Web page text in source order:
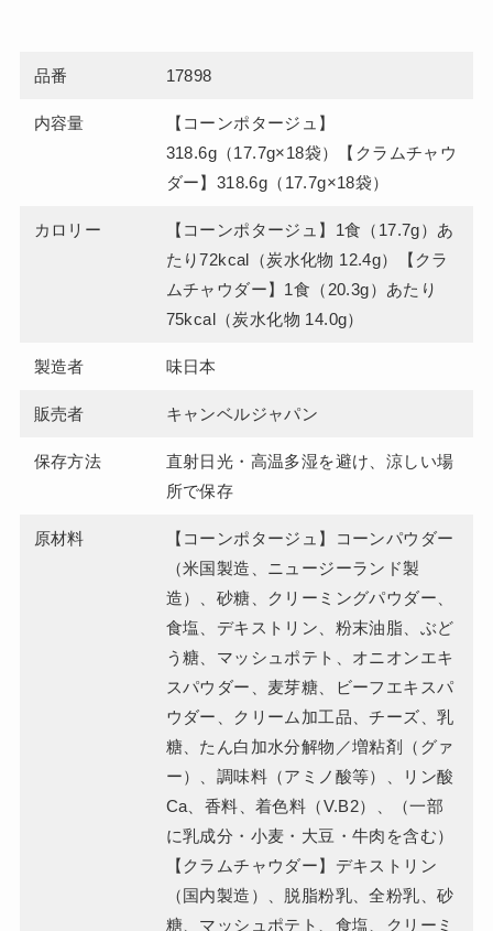
品番 17898
内容量
【コーンポタージュ】
318.6g（17.7g×18袋）【クラムチャウ
ダー】318.6g（17.7g×18袋）
カロリー
【コーンポタージュ】1食（17.7g）あ
たり72kcal（炭水化物 12.4g）【クラ
ムチャウダー】1食（20.3g）あたり
75kcal（炭水化物 14.0g）
製造者 味日本
販売者 キャンベルジャパン
保存方法
直射日光・高温多湿を避け、涼しい場
所で保存
原材料
【コーンポタージュ】コーンパウダー
（米国製造、ニュージーランド製
造）、砂糖、クリーミングパウダー、
食塩、デキストリン、粉末油脂、ぶど
う糖、マッシュポテト、オニオンエキ
スパウダー、麦芽糖、ビーフエキスパ
ウダー、クリーム加工品、チーズ、乳
糖、たん白加水分解物／増粘剤（グァ
ー）、調味料（アミノ酸等）、リン酸
Ca、香料、着色料（V.B2）、（一部
に乳成分・小麦・大豆・牛肉を含む）
【クラムチャウダー】デキストリン
（国内製造）、脱脂粉乳、全粉乳、砂
糖、マッシュポテト、食塩、クリーミ